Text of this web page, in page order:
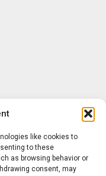
like cookies to
to these
as browsing behavior or
consent, may